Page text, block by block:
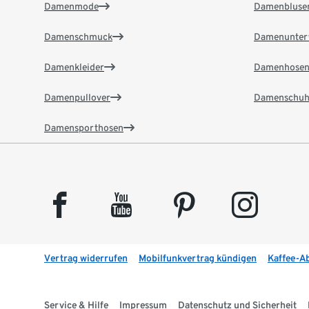
Damenmode
Damenschmuck
Damenkleider
Damenpullover
Damensporthosen
Damenhosen
facebook youtube pinterest instagram
Vertrag widerrufen Mobilfunkvertrag kündigen Kaffee-
Service & Hilfe Impressum Datenschutz und Sicherheit